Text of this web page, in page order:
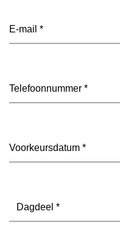
E-
Telefoon
Datum (Vereist)
Dagdeel (Vereist)